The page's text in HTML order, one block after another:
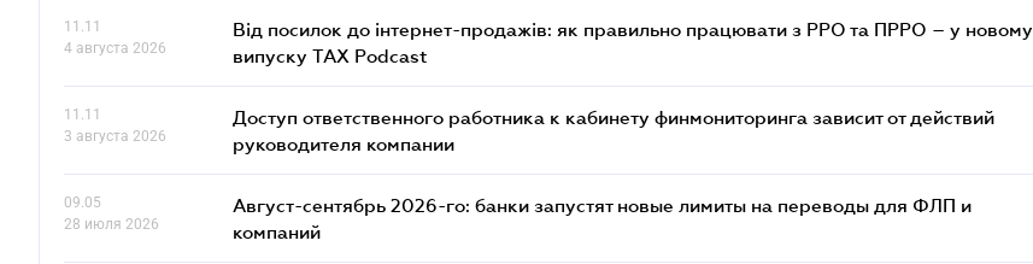
11.11
4 августа 2026
Від посилок до інтернет-продажів: як правильно працювати з РРО та ПРРО – у новому
випуску TAX Podcast
11.11
3 августа 2026
Доступ ответственного работника к кабинету финмониторинга зависит от действий
руководителя компании
09.05
28 июля 2026
Август-сентябрь 2026-го: банки запустят новые лимиты на переводы для ФЛП и
компаний